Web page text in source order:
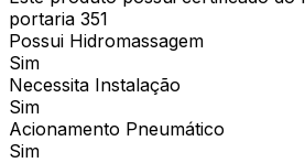
portaria 351
Possui Hidromassagem
Sim
Necessita Instalação
Sim
Acionamento Pneumático
Sim